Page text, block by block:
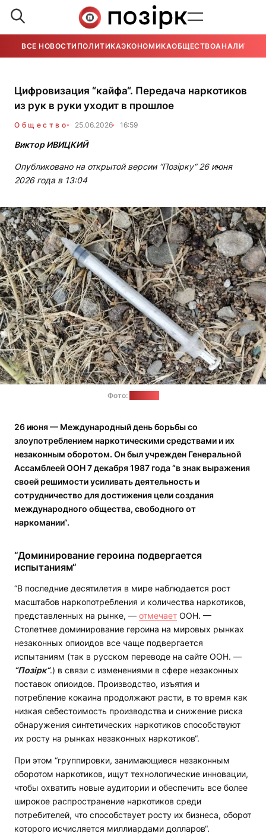
ВСЕ НОВОСТИ ПОЛИТИКАЭКОНОМИКАОБЩЕСТВОАНАЛИТИКА
Цифровизация “кайфа“. Передача наркотиков
из рук в руки уходит в прошлое
Общество 25.06.2026 16:59
Виктор ИВИЦКИЙ
Опубликовано на открытой версии “Позірку“ 26 июня
2026 года в 13:04
Фото:
26 июня — Международный день борьбы со
злоупотреблением наркотическими средствами и их
незаконным оборотом. Он был учрежден Генеральной
Ассамблеей ООН 7 декабря 1987 года “в знак выражения
своей решимости усиливать деятельность и
сотрудничество для достижения цели создания
международного общества, свободного от
наркомании“.
“Доминирование героина подвергается
испытаниям“
“В последние десятилетия в мире наблюдается рост
масштабов наркопотребления и количества наркотиков,
представленных на рынке, — отмечает ООН. —
Столетнее доминирование героина на мировых рынках
незаконных опиоидов все чаще подвергается
испытаниям (так в русском переводе на сайте ООН. —
“Позірк“.) в связи с изменениями в сфере незаконных
поставок опиоидов. Производство, изъятия и
потребление кокаина продолжают расти, в то время как
низкая себестоимость производства и снижение риска
обнаружения синтетических наркотиков способствуют
их росту на рынках незаконных наркотиков“.
При этом “группировки, занимающиеся незаконным
оборотом наркотиков, ищут технологические инновации,
чтобы охватить новые аудитории и обеспечить все более
широкое распространение наркотиков среди
потребителей, что способствует росту их бизнеса, оборот
которого исчисляется миллиардами долларов“.